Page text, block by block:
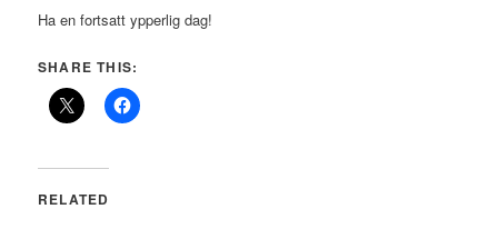
Ha en fortsatt ypperlig dag!
SHARE THIS:
RELATED